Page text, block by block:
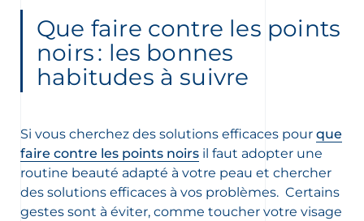
des informations sur les
et nouveautés produits par
sur la protection de vos données
consultez notre
des données personnelles
Que faire contre les points
noirs : les bonnes
habitudes à suivre
Si vous cherchez des solutions efficaces pour que
faire contre les points noirs il faut adopter une
routine beauté adapté à votre peau et chercher
des solutions efficaces à vos problèmes. Certains
gestes sont à éviter, comme toucher votre visage